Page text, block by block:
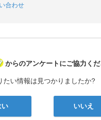
合わせ
病院なび
からのアンケートにご協力くだ
たい情報は見つかりましたか?
い いいえ